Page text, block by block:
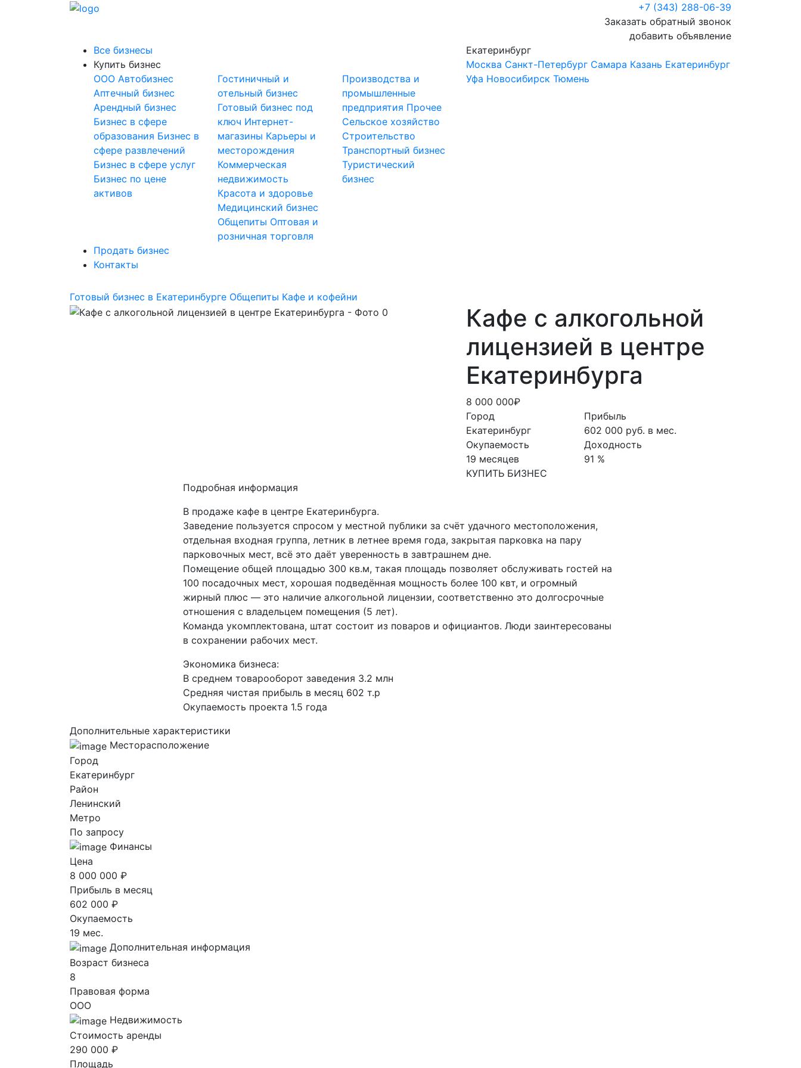
+7 (343) 288-06-39
Заказать обратный звонок
добавить объявление
Все бизнесы
Купить бизнес
OOO Автобизнес
Аптечный бизнес
Арендный бизнес
Бизнес в сфере
образования Бизнес в
сфере развлечений
Бизнес в сфере услуг
Бизнес по цене
активов
Гостиничный и
отельный бизнес
Готовый бизнес под
ключ Интернет-
магазины Карьеры и
месторождения
Коммерческая
недвижимость
Красота и здоровье
Медицинский бизнес
Общепиты Оптовая и
розничная торговля
Производства и
промышленные
предприятия Прочее
Сельское хозяйство
Строительство
Транспортный бизнес
Туристический
бизнес
Продать бизнес
Контакты
Екатеринбург
Москва Санкт-Петербург Самара Казань Екатеринбург
Уфа Новосибирск Тюмень
Готовый бизнес в Екатеринбурге Общепиты Кафе и кофейни
Кафе с алкогольной
лицензией в центре
Екатеринбурга
8 000 000₽
Город
Екатеринбург
Окупаемость
19 месяцев
КУПИТЬ БИЗНЕС
Прибыль
602 000 руб. в мес.
Доходность
91 %
Подробная информация
В продаже кафе в центре Екатеринбурга.
Заведение пользуется спросом у местной публики за счёт удачного местоположения,
отдельная входная группа, летник в летнее время года, закрытая парковка на пару
парковочных мест, всё это даёт уверенность в завтрашнем дне.
Помещение общей площадью 300 кв.м, такая площадь позволяет обслуживать гостей на
100 посадочных мест, хорошая подведённая мощность более 100 квт, и огромный
жирный плюс — это наличие алкогольной лицензии, соответственно это долгосрочные
отношения с владельцем помещения (5 лет).
Команда укомплектована, штат состоит из поваров и официантов. Люди заинтересованы
в сохранении рабочих мест.
Экономика бизнеса:
В среднем товарооборот заведения 3.2 млн
Средняя чистая прибыль в месяц 602 т.р
Окупаемость проекта 1.5 года
Дополнительные характеристики
Месторасположение
Город
Екатеринбург
Район
Ленинский
Метро
По запросу
Финансы
Цена
8 000 000 ₽
Прибыль в месяц
602 000 ₽
Окупаемость
19 мес.
Дополнительная информация
Возраст бизнеса
8
Правовая форма
ООО
Недвижимость
Стоимость аренды
290 000 ₽
Площадь